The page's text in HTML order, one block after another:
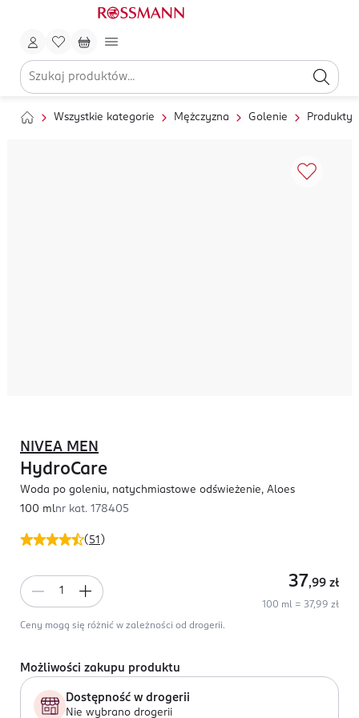
Wszystkie kategorie Mężczyzna Golenie Produkty
( 51 )
NIVEA MEN
HydroCare
Woda po goleniu, natychmiastowe odświeżenie, Aloes
100 mlnr kat. 178405
37,99 zł
100 ml = 37,99 zł
Ceny mogą się różnić w zależności od drogerii.
Możliwości zakupu produktu
Dostępność w drogerii
Nie wybrano drogerii